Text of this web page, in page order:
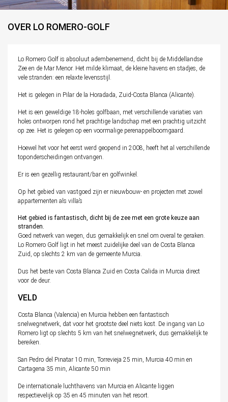
OVER LO ROMERO-GOLF
Lo Romero Golf is absoluut adembenemend, dicht bij de Middellandse
Zee en de Mar Menor. Het milde klimaat, de kleine havens en stadjes, de
vele stranden: een relaxte levensstijl.
Het is gelegen in Pilar de la Horadada, Zuid-Costa Blanca (Alicante).
Het is een geweldige 18-holes golfbaan, met verschillende variaties van
holes ontworpen rond het prachtige landschap met een prachtig uitzicht
op zee. Het is gelegen op een voormalige perenappelboomgaard.
Hoewel het voor het eerst werd geopend in 2008, heeft het al verschillende
toponderscheidingen ontvangen.
Er is een gezellig restaurant/bar en golfwinkel.
Op het gebied van vastgoed zijn er nieuwbouw- en projecten met zowel
appartementen als villa’s
Het gebied is fantastisch, dicht bij de zee met een grote keuze aan
stranden.
Goed netwerk van wegen, dus gemakkelijk en snel om overal te geraken.
Lo Romero Golf ligt in het meest zuidelijke deel van de Costa Blanca
Zuid, op slechts 2 km van de gemeente Murcia.
Dus het beste van Costa Blanca Zuid en Costa Calida in Murcia direct
voor de deur.
VELD
Costa Blanca (Valencia) en Murcia hebben een fantastisch
snelwegnetwerk, dat voor het grootste deel niets kost. De ingang van Lo
Romero ligt op slechts 5 km van het snelwegnetwerk, dus gemakkelijk te
bereiken.
San Pedro del Pinatar 10 min, Torrevieja 25 min, Murcia 40 min en
Cartagena 35 min, Alicante 50 min
De internationale luchthavens van Murcia en Alicante liggen
respectievelijk op 35 en 45 minuten van het resort.